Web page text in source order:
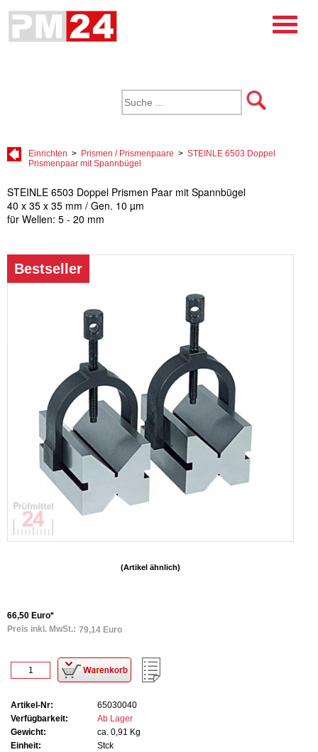
Einrichten > Prismen / Prismenpaare > STEINLE 6503 Doppel
Prismenpaar mit Spannbügel
STEINLE 6503 Doppel Prismen Paar mit Spannbügel
40 x 35 x 35 mm / Gen. 10 µm
für Wellen: 5 - 20 mm
Bestseller
(Artikel ähnlich)
66,50 Euro*
Preis inkl. MwSt.: 79,14 Euro
Artikel-Nr:
65030040
Verfügbarkeit:
Ab Lager
Gewicht:
ca. 0,91 Kg
Einheit:
Stck